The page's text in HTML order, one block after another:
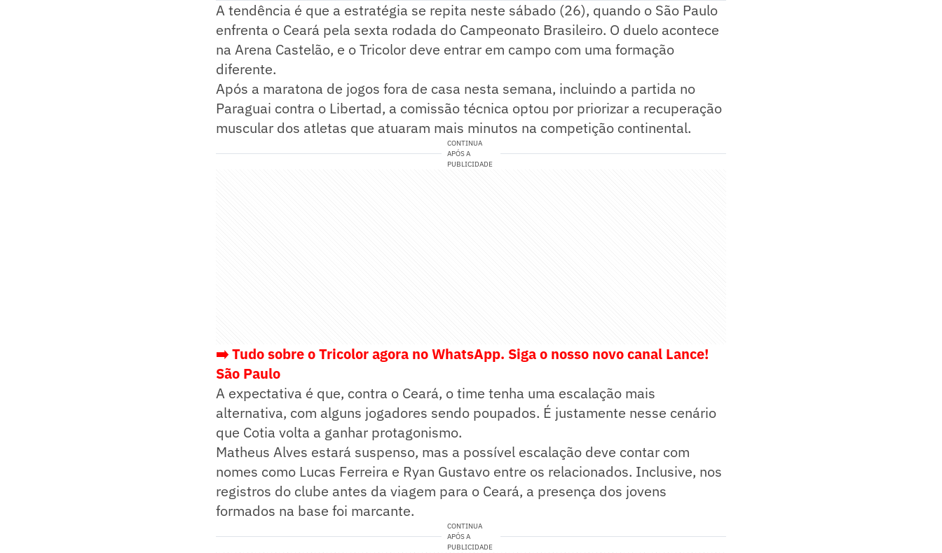
A tendência é que a estratégia se repita neste sábado (26), quando o São Paulo
enfrenta o Ceará pela sexta rodada do Campeonato Brasileiro. O duelo acontece
na Arena Castelão, e o Tricolor deve entrar em campo com uma formação
diferente.
Após a maratona de jogos fora de casa nesta semana, incluindo a partida no
Paraguai contra o Libertad, a comissão técnica optou por priorizar a recuperação
muscular dos atletas que atuaram mais minutos na competição continental.
CONTINUA
APÓS A
PUBLICIDADE
➡️ Tudo sobre o Tricolor agora no WhatsApp. Siga o nosso novo canal Lance!
São Paulo
A expectativa é que, contra o Ceará, o time tenha uma escalação mais
alternativa, com alguns jogadores sendo poupados. É justamente nesse cenário
que Cotia volta a ganhar protagonismo.
Matheus Alves estará suspenso, mas a possível escalação deve contar com
nomes como Lucas Ferreira e Ryan Gustavo entre os relacionados. Inclusive, nos
registros do clube antes da viagem para o Ceará, a presença dos jovens
formados na base foi marcante.
CONTINUA
APÓS A
PUBLICIDADE